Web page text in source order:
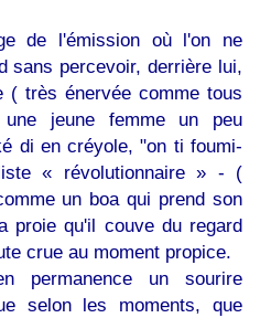
de l'émission où l'on ne
sans percevoir, derrière lui,
( très énervée comme tous
jeune femme un peu
di en créyole, "on ti foumi-
« révolutionnaire » - (
un boa qui prend son
proie qu'il couve du regard
crue au moment propice.
permanence un sourire
selon les moments, que